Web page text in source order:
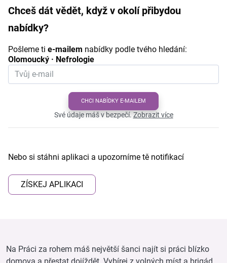
Chceš dát vědět, když v okolí přibydou
nabídky?
Pošleme ti e-mailem nabídky podle tvého hledání:
Olomoucký · Nefrologie
CHCI NABÍDKY E-MAILEM
Své údaje máš v bezpečí.Zobrazit více
Nebo si stáhni aplikaci a upozorníme tě notifikací
ZÍSKEJ APLIKACI
Na Práci za rohem máš největší šanci najít si práci blízko
domova a přestat dojíždět. Vybírej z volných míst a brigád